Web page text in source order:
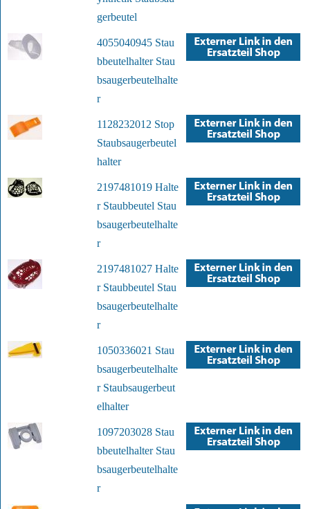
gerbeutel
4055040945 Stau
bbeutelhalter Stau
bsaugerbeutelhalte
r
1128232012 Stop
Staubsaugerbeutel
halter
2197481019 Halte
r Staubbeutel Stau
bsaugerbeutelhalte
r
2197481027 Halte
r Staubbeutel Stau
bsaugerbeutelhalte
r
1050336021 Stau
bsaugerbeutelhalte
r Staubsaugerbeut
elhalter
1097203028 Stau
bbeutelhalter Stau
bsaugerbeutelhalte
r